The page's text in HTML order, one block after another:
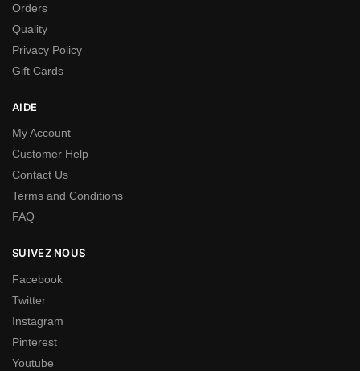
Orders
Quality
Privacy Policy
Gift Cards
AIDE
My Account
Customer Help
Contact Us
Terms and Conditions
FAQ
SUIVEZ NOUS
Facebook
Twitter
Instagram
Pinterest
Youtube